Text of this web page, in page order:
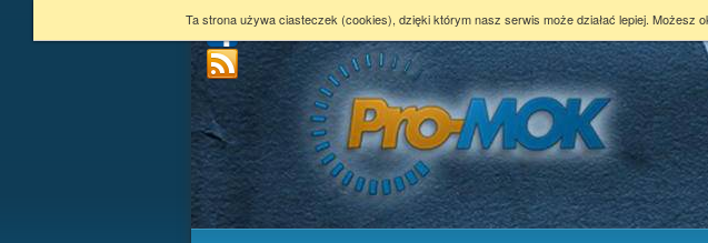
Ta strona używa ciasteczek (cookies), dzięki którym nasz serwis może działać lepiej. Możesz